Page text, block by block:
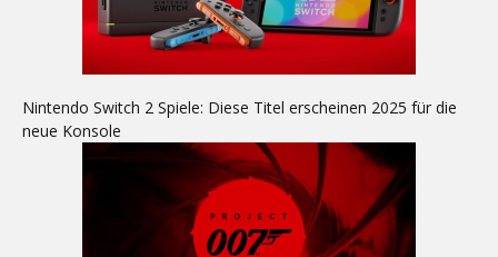
Nintendo Switch 2 Spiele: Diese Titel erscheinen 2025 für die
neue Konsole